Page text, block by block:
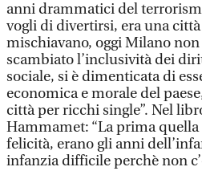
anni drammatici del
vogli di divertirsi, era una
mischiavano, oggi Milano
scambiato l’inclusività dei
sociale, si è dimenticata di
economica e morale del
città per ricchi single”. Nel
Hammamet: “La prima
felicità, erano gli anni
infanzia difficile perchè non